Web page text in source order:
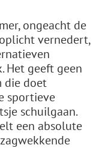
ongeacht de
vernedert,
Het geeft geen
die doet
sportieve
schuilgaan.
een absolute